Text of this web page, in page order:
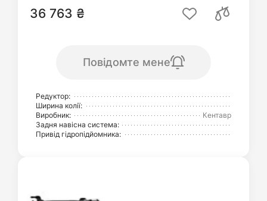
36 763 ₴
Повідомте мене
Редуктор:
Ширина колії:
Виробник:
Кентавр
Задня навісна система:
Привід гідропідйомника: